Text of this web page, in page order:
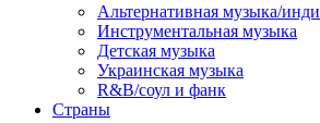
Альтернативная музыка/инди
Инструментальная музыка
Детская музыка
Украинская музыка
R&B/cоул и фанк
Страны